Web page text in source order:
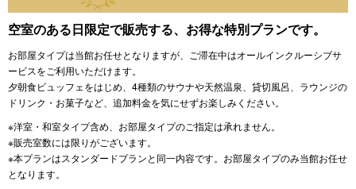
空室のある日限定で販売する、お得な特別プランです。
お部屋タイプは当館お任せとなりますが、ご滞在中はオールインクルーシブサ
ービスをご利用いただけます。
夕朝食ビュッフェをはじめ、4種類のサウナや天然温泉、貸切風呂、ラウンジの
ドリンク・お菓子など、追加料金を気にせずお楽しみください。
※洋室・和室タイプ含め、お部屋タイプのご指定は承れません。
※販売室数には限りがございます。
※本プランはスタンダードプランと同一内容です。お部屋タイプのみ当館お任せ
となります。